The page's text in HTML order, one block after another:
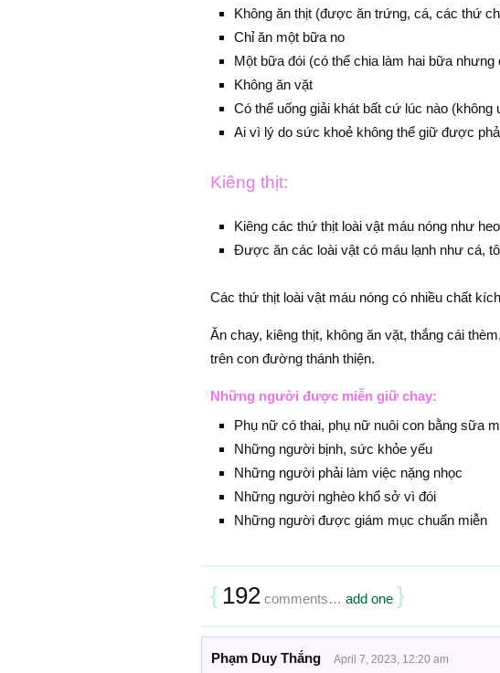
Không ăn thịt (được ăn trứng, cá, các thứ
Chỉ ăn một bữa no
Một bữa đói (có thể chia làm hai bữa
Không ăn vặt
Có thể uống giải khát bất cứ lúc nào (không
Ai vì lý do sức khoẻ không thể giữ được
Kiêng thịt:
Kiêng các thứ thịt loài vật máu nóng như
Được ăn các loài vật có máu lạnh như cá,
Các thứ thịt loài vật máu nóng có nhiều chất
Ăn chay, kiêng thịt, không ăn vặt, thắng cái
trên con đường thánh thiện.
Những người được miễn giữ chay:
Phụ nữ có thai, phụ nữ nuôi con bằng sữa
Những người bịnh, sức khỏe yếu
Những người phải làm việc nặng nhọc
Những người nghèo khổ sở vì đói
Những người được giám mục chuẩn miễn
{ 192comments… add one }
Phạm Duy Thắng April 7, 2023, 12:20 am